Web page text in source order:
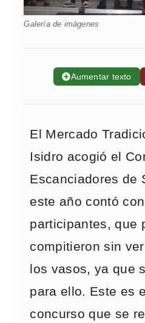
Galería de imágenes
➕Aumentar texto
El Mercado
Isidro acogió el
Escanciadores de
este año contó
participantes, que
compitieron sin
los vasos, ya que
para ello. Este es
concurso que se